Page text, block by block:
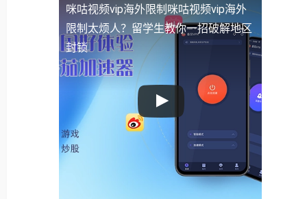
咪咕视频vip海外限制 咪咕视频vip海外
限制太烦人？留学生教你一招破解地区
封锁